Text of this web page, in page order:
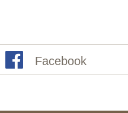
Facebook